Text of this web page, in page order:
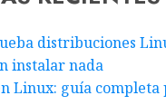
distribuciones
instalar nada
Linux: guía